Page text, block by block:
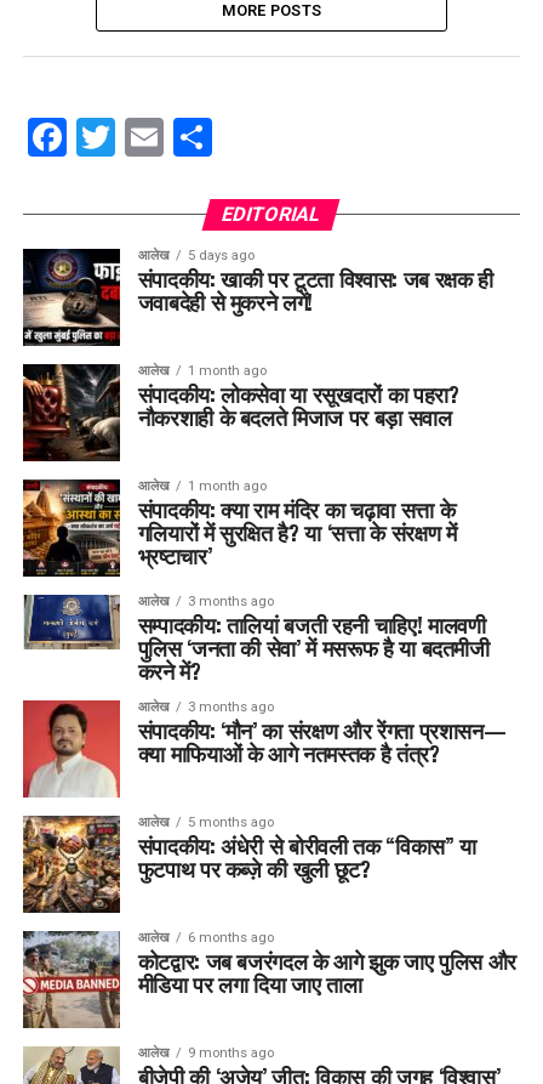
MORE POSTS
Facebook
Twitter
EmailShare
EDITORIAL
आलेख 5 days ago
संपादकीय: खाकी पर टूटता विश्वास: जब रक्षक ही
जवाबदेही से मुकरने लगें!
आलेख 1 month ago
संपादकीय: लोकसेवा या रसूखदारों का पहरा?
नौकरशाही के बदलते मिजाज पर बड़ा सवाल
आलेख 1 month ago
संपादकीय: क्या राम मंदिर का चढ़ावा सत्ता के
गलियारों में सुरक्षित है? या ‘सत्ता के संरक्षण में
भ्रष्टाचार’
आलेख 3 months ago
सम्पादकीय: तालियां बजती रहनी चाहिए! मालवणी
पुलिस ‘जनता की सेवा’ में मसरूफ है या बदतमीजी
करने में?
आलेख 3 months ago
संपादकीय: ‘मौन’ का संरक्षण और रेंगता प्रशासन—
क्या माफियाओं के आगे नतमस्तक है तंत्र?
आलेख 5 months ago
संपादकीय: अंधेरी से बोरीवली तक “विकास” या
फुटपाथ पर कब्ज़े की खुली छूट?
आलेख 6 months ago
कोटद्वार: जब बजरंगदल के आगे झुक जाए पुलिस और
मीडिया पर लगा दिया जाए ताला
आलेख 9 months ago
बीजेपी की ‘अजेय’ जीत: विकास की जगह ‘विश्वास’